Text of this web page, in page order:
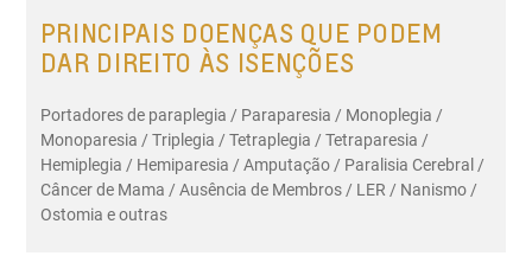
PRINCIPAIS DOENÇAS QUE PODEM
DAR DIREITO ÀS ISENÇÕES
Portadores de paraplegia / Paraparesia / Monoplegia /
Monoparesia / Triplegia / Tetraplegia / Tetraparesia /
Hemiplegia / Hemiparesia / Amputação / Paralisia Cerebral /
Câncer de Mama / Ausência de Membros / LER / Nanismo /
Ostomia e outras